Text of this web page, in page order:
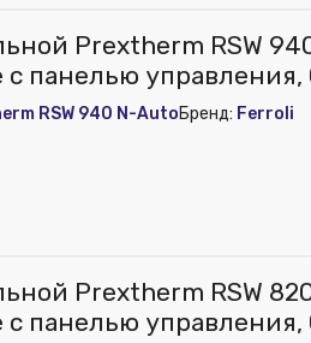
Prextherm RSW
с панелью управления,
RSW 940 N-AutoБренд: Ferroli
Prextherm RSW
с панелью управления,